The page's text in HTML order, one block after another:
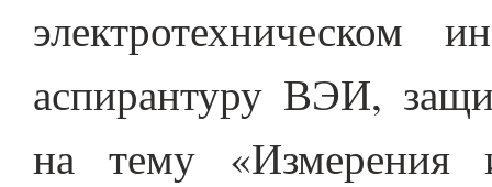
аспирантуру ВЭИ,
на тему «Измерения